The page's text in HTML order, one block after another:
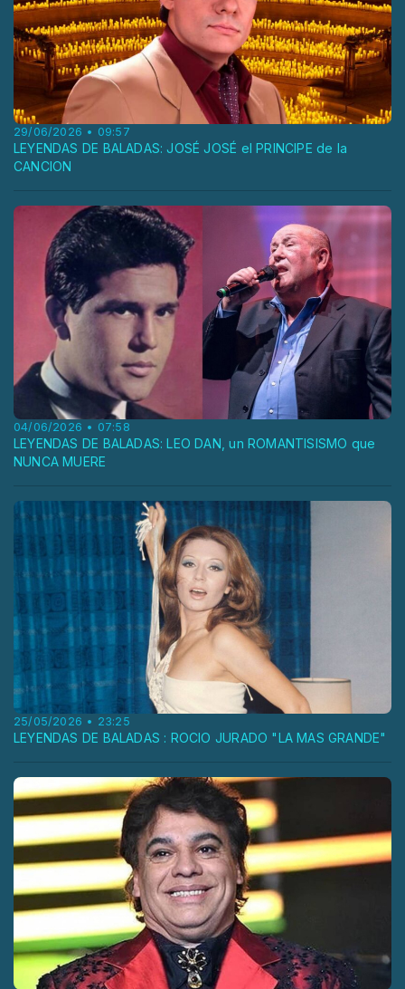
29/06/2026 • 09:57
LEYENDAS DE BALADAS: JOSÉ JOSÉ el PRINCIPE de la
CANCION
04/06/2026 • 07:58
LEYENDAS DE BALADAS: LEO DAN, un ROMANTISISMO que
NUNCA MUERE
25/05/2026 • 23:25
LEYENDAS DE BALADAS : ROCIO JURADO "LA MAS GRANDE"